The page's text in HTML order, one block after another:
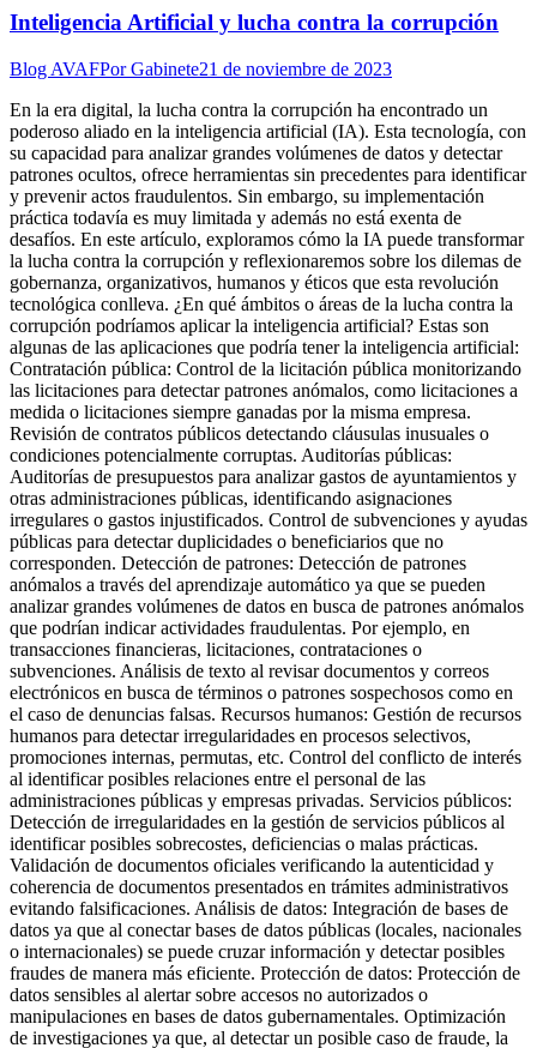
Inteligencia Artificial y lucha contra la corrupción
Blog AVAFPorGabinete21 de noviembre de 2023
En la era digital, la lucha contra la corrupción ha encontrado un
poderoso aliado en la inteligencia artificial (IA). Esta tecnología, con
su capacidad para analizar grandes volúmenes de datos y detectar
patrones ocultos, ofrece herramientas sin precedentes para identificar
y prevenir actos fraudulentos. Sin embargo, su implementación
práctica todavía es muy limitada y además no está exenta de
desafíos. En este artículo, exploramos cómo la IA puede transformar
la lucha contra la corrupción y reflexionaremos sobre los dilemas de
gobernanza, organizativos, humanos y éticos que esta revolución
tecnológica conlleva. ¿En qué ámbitos o áreas de la lucha contra la
corrupción podríamos aplicar la inteligencia artificial? Estas son
algunas de las aplicaciones que podría tener la inteligencia artificial:
Contratación pública: Control de la licitación pública monitorizando
las licitaciones para detectar patrones anómalos, como licitaciones a
medida o licitaciones siempre ganadas por la misma empresa.
Revisión de contratos públicos detectando cláusulas inusuales o
condiciones potencialmente corruptas. Auditorías públicas:
Auditorías de presupuestos para analizar gastos de ayuntamientos y
otras administraciones públicas, identificando asignaciones
irregulares o gastos injustificados. Control de subvenciones y ayudas
públicas para detectar duplicidades o beneficiarios que no
corresponden. Detección de patrones: Detección de patrones
anómalos a través del aprendizaje automático ya que se pueden
analizar grandes volúmenes de datos en busca de patrones anómalos
que podrían indicar actividades fraudulentas. Por ejemplo, en
transacciones financieras, licitaciones, contrataciones o
subvenciones. Análisis de texto al revisar documentos y correos
electrónicos en busca de términos o patrones sospechosos como en
el caso de denuncias falsas. Recursos humanos: Gestión de recursos
humanos para detectar irregularidades en procesos selectivos,
promociones internas, permutas, etc. Control del conflicto de interés
al identificar posibles relaciones entre el personal de las
administraciones públicas y empresas privadas. Servicios públicos:
Detección de irregularidades en la gestión de servicios públicos al
identificar posibles sobrecostes, deficiencias o malas prácticas.
Validación de documentos oficiales verificando la autenticidad y
coherencia de documentos presentados en trámites administrativos
evitando falsificaciones. Análisis de datos: Integración de bases de
datos ya que al conectar bases de datos públicas (locales, nacionales
o internacionales) se puede cruzar información y detectar posibles
fraudes de manera más eficiente. Protección de datos: Protección de
datos sensibles al alertar sobre accesos no autorizados o
manipulaciones en bases de datos gubernamentales. Optimización
de investigaciones ya que, al detectar un posible caso de fraude, la